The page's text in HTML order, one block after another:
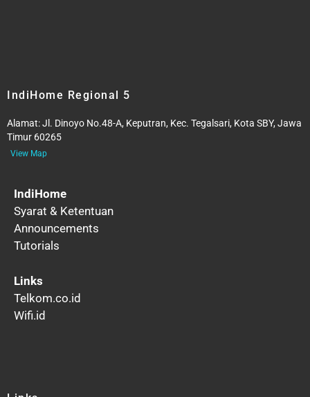
IndiHome Regional 5
Alamat:Jl. Dinoyo No.48-A, Keputran, Kec. Tegalsari, Kota SBY, Jawa
Timur 60265
View Map
IndiHome
Syarat & Ketentuan
Announcements
Tutorials
Links
Telkom.co.id
Wifi.id